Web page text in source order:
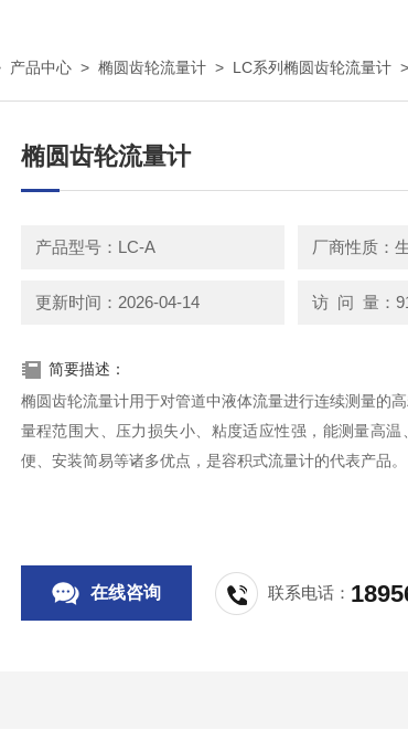
产品中心 > 椭圆齿轮流量计 > LC系列椭圆齿轮流量计 >
椭圆齿轮流量计
产品型号：LC-A 厂商性质：
更新时间：2026-04-14 访 问 量：
简要描述：
椭圆齿轮流量计用于对管道中液体流量进行连续测量的
量程范围大、压力损失小、粘度适应性强，能测量高
便、安装简易等诸多优点，是容积式流量计的代表产品。
在线咨询 联系电话：